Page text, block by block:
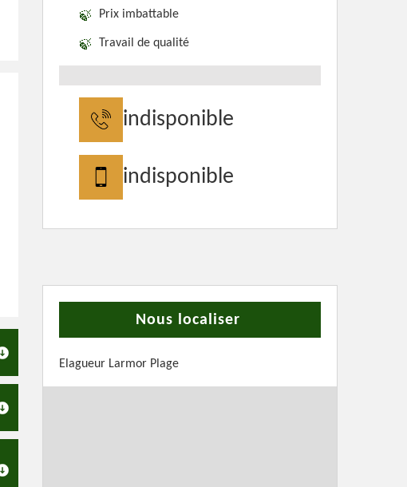
Prix imbattable
Travail de qualité
indisponible
indisponible
Nous localiser
Elagueur Larmor Plage